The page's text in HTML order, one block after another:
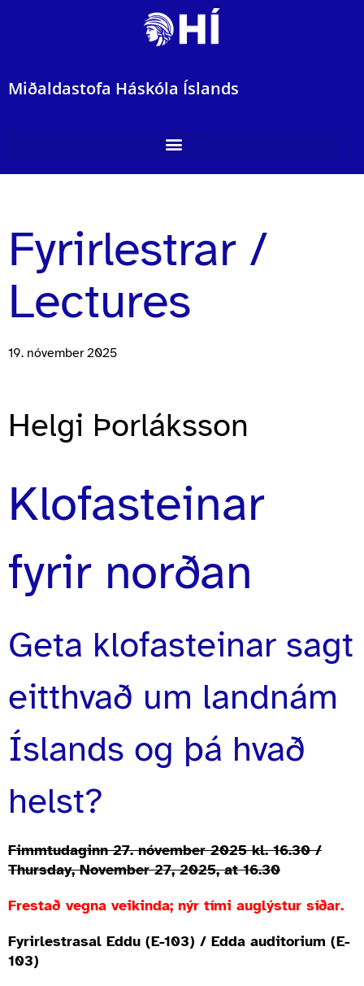
Miðaldastofa Háskóla Íslands
Fyrirlestrar /
Lectures
19. nóvember 2025
Helgi Þorláksson
Klofasteinar
fyrir norðan
Geta klofasteinar sagt
eitthvað um landnám
Íslands og þá hvað
helst?
Fimmtudaginn 27. nóvember 2025 kl. 16.30 /
Thursday, November 27, 2025, at 16.30
Frestað vegna veikinda; nýr tími auglýstur síðar.
Fyrirlestrasal Eddu (E-103) / Edda auditorium (E-
103)